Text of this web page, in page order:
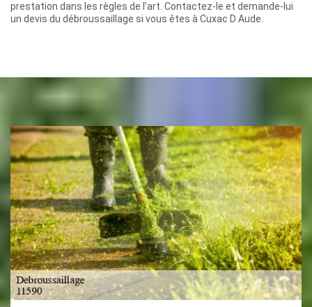
prestation dans les règles de l’art. Contactez-le et demande-lui
un devis du débroussaillage si vous êtes à Cuxac D Aude.